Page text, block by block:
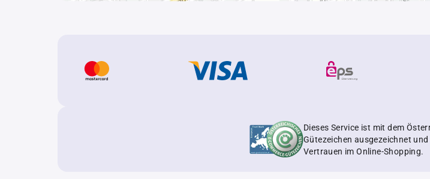
Dieses Service ist mit dem
Gütezeichen ausgezeichnet
Vertrauen im Online-Shopping.